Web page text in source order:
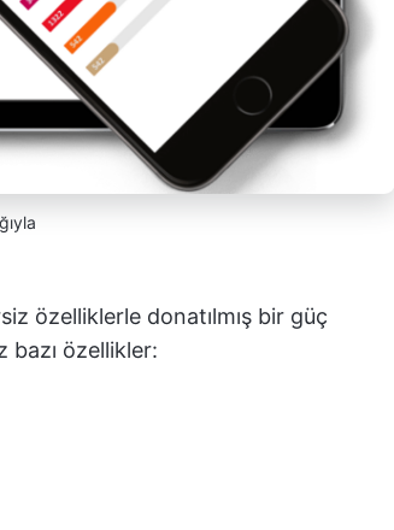
özelliklerle donatılmış bir güç
bazı özellikler: